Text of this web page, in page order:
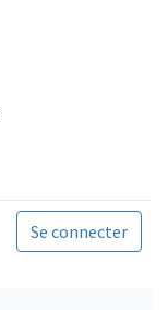
Se connecter